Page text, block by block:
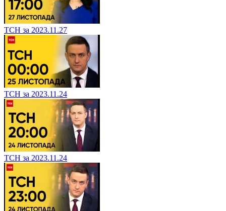
ТСН за 2023.11.27
ТСН за 2023.11.24
ТСН за 2023.11.24